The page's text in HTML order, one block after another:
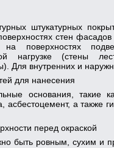
штукатурных
стен
поверхностях
нагрузке (стены
Для внутренних и
для нанесения
основания, такие
асбестоцемент, а также
перед окраской
быть ровным, сухим и